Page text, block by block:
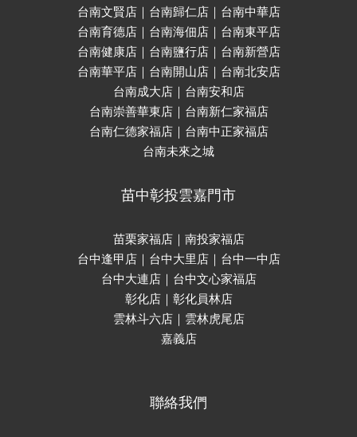
台南文賢店｜台南歸仁店｜台南中華店
台南育德店｜台南海佃店｜台南東平店
台南健康店｜台南鹽行店｜台南新營店
台南華平店｜台南開山店｜台南北安店
台南成大店｜台南安和店
台南崇善華東店｜台南新仁家福店
台南仁德家福店｜台南中正家福店
台南未來之城
苗中彰投雲嘉門市
苗栗家福店｜南投家福店
台中逢甲店｜台中大里店｜台中一中店
台中大連店｜台中文心家福店
彰化店｜彰化員林店
雲林斗六店｜雲林虎尾店
嘉義店
聯絡我們